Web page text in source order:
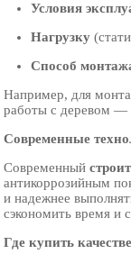
Условия
Нагрузку
Способ
Например, для
работы с деревом —
Современные
Современный
антикоррозийным
и надежнее
сэкономить время и
Где купить